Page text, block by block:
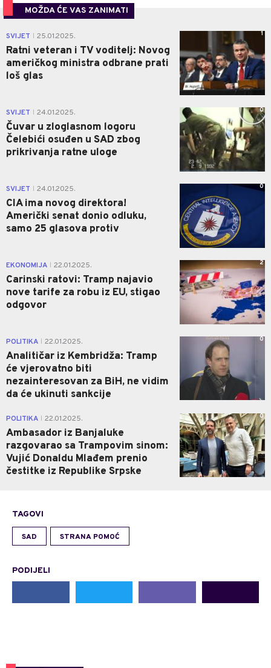
MOŽDA ĆE VAS ZANIMATI
SVIJET 25.01.2025.
Ratni veteran i TV voditelj: Novog
američkog ministra odbrane prati
loš glas
1
SVIJET 24.01.2025.
Čuvar u zloglasnom logoru
Čelebići osuđen u SAD zbog
prikrivanja ratne uloge
0
SVIJET 24.01.2025.
CIA ima novog direktora!
Američki senat donio odluku,
samo 25 glasova protiv
0
EKONOMIJA 22.01.2025.
Carinski ratovi: Tramp najavio
nove tarife za robu iz EU, stigao
odgovor
2
POLITIKA 22.01.2025.
Analitičar iz Kembridža: Tramp
će vjerovatno biti
nezainteresovan za BiH, ne vidim
da će ukinuti sankcije
0
POLITIKA 22.01.2025.
Ambasador iz Banjaluke
razgovarao sa Trampovim sinom:
Vujić Donaldu Mlađem prenio
čestitke iz Republike Srpske
0
TAGOVI
SAD STRANA POMOĆ
PODIJELI